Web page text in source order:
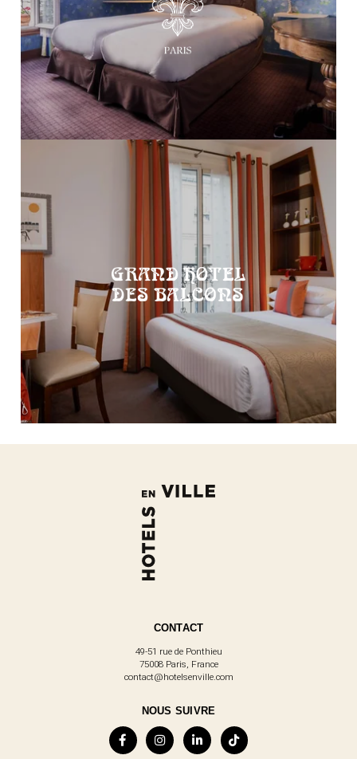
CONTACT
49-51 rue de Ponthieu
75008 Paris, France
contact@hotelsenville.com
NOUS SUIVRE